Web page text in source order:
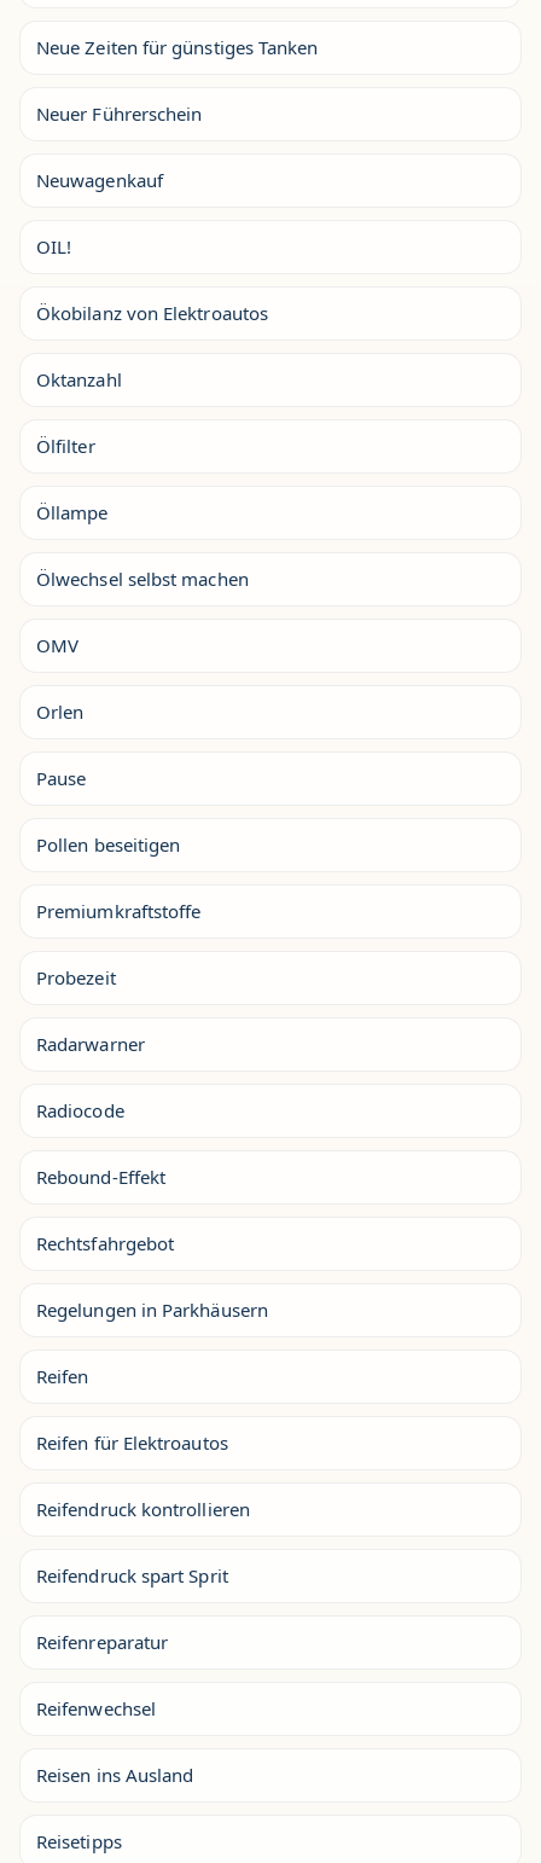
Neue Zeiten für günstiges Tanken
Neuer Führerschein
Neuwagenkauf
OIL!
Ökobilanz von Elektroautos
Oktanzahl
Ölfilter
Öllampe
Ölwechsel selbst machen
OMV
Orlen
Pause
Pollen beseitigen
Premiumkraftstoffe
Probezeit
Radarwarner
Radiocode
Rebound-Effekt
Rechtsfahrgebot
Regelungen in Parkhäusern
Reifen
Reifen für Elektroautos
Reifendruck kontrollieren
Reifendruck spart Sprit
Reifenreparatur
Reifenwechsel
Reisen ins Ausland
Reisetipps